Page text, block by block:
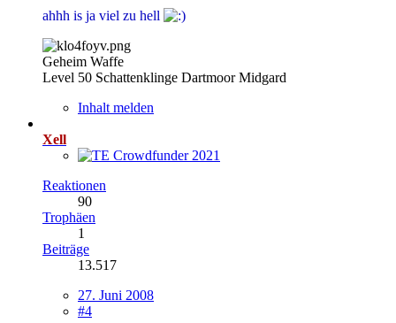
ahhh is ja viel zu hell
Geheim Waffe
Level 50 Schattenklinge Dartmoor Midgard
Inhalt melden
Xell
Reaktionen
90
Trophäen
1
Beiträge
13.517
27. Juni 2008
#4